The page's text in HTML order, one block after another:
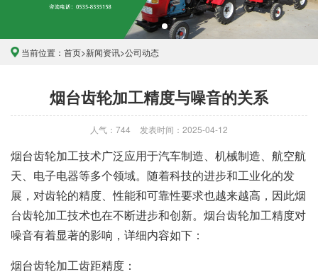
当前位置： 首页>新闻资讯>公司动态
烟台齿轮加工精度与噪音的关系
人气：744 发表时间：2025-04-12
烟台齿轮加工技术广泛应用于汽车制造、机械制造、航空航
天、电子电器等多个领域。随着科技的进步和工业化的发
展，对齿轮的精度、性能和可靠性要求也越来越高，因此烟
台齿轮加工技术也在不断进步和创新。烟台齿轮加工精度对
噪音有着显著的影响，详细内容如下：
烟台齿轮加工齿距精度：